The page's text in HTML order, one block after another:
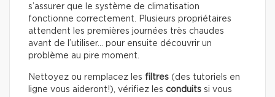
s’assurer que le système de climatisation
fonctionne correctement. Plusieurs propriétaires
attendent les premières journées très chaudes
avant de l’utiliser… pour ensuite découvrir un
problème au pire moment.
Nettoyez ou remplacez les filtres (des tutoriels en
ligne vous aideront!), vérifiez les conduits si vous